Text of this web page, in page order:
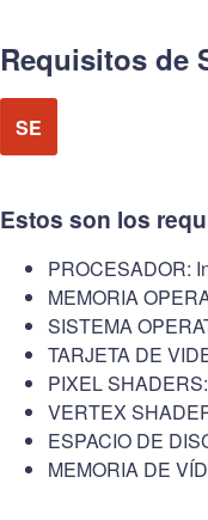
Requisitos de
SE
Estos son los
PROCESADOR:
MEMORIA
SISTEMA
TARJETA DE
PIXEL
VERTEX
ESPACIO DE
MEMORIA DE